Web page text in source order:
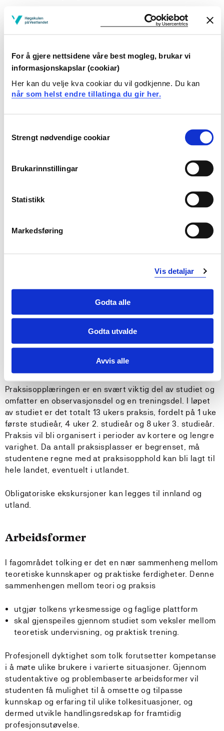
For å gjere nettsidene våre best mogleg, brukar vi
informasjonskapslar (cookiar)
Her kan du velje kva cookiar du vil godkjenne. Du kan
når som helst endre tillatinga du gir her.
Selection
Strengt nødvendige cookiar
Brukarinnstillingar
Statistikk
Markedsføring
Vis detaljar
Godta alle
Godta utvalde
Avvis alle
Innhald
Det faglige innholdet i studiet som tolk for døve,
døvblinde og døvblitte er fordelt på følgende hovedtema
med en rekke underliggende tema:
Døves kultur og historie
Norsk tale- og/eller skriftspråk
Tolketeori
Ulike inter- og intralinguale tolkemetoder, som
Beskrivelseslære, ledsagingsteknikker
Studiet er bygd opp av ti emner, og er et heltidsstudium
som går over tre studieår.
Praksisopplæringen er en svært viktig del av studiet og
omfatter en observasjonsdel og en treningsdel. I løpet
av studiet er det totalt 13 ukers praksis, fordelt på 1 uke
første studieår, 4 uker 2. studieår og 8 uker 3. studieår.
Praksis vil bli organisert i perioder av kortere og lengre
varighet. Da antall praksisplasser er begrenset, må
studentene regne med at praksisopphold kan bli lagt til
hele landet, eventuelt i utlandet.
Obligatoriske ekskursjoner kan legges til innland og
utland.
Arbeidsformer
I fagområdet tolking er det en nær sammenheng mellom
teoretiske kunnskaper og praktiske ferdigheter. Denne
sammenhengen mellom teori og praksis
utgjør tolkens yrkesmessige og faglige plattform
skal gjenspeiles gjennom studiet som veksler mellom
teoretisk undervisning, og praktisk trening.
Profesjonell dyktighet som tolk forutsetter kompetanse
i å møte ulike brukere i varierte situasjoner. Gjennom
studentaktive og problembaserte arbeidsformer vil
studenten få mulighet til å omsette og tilpasse
kunnskap og erfaring til ulike tolkesituasjoner, og
dermed utvikle handlingsredskap for framtidig
profesjonsutøvelse.